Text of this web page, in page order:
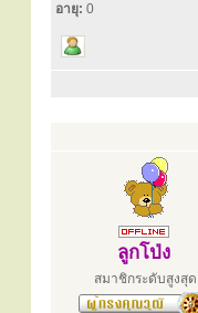
อายุ: 0
ลูกโป่ง
สมาชิกระดับสูงสุด